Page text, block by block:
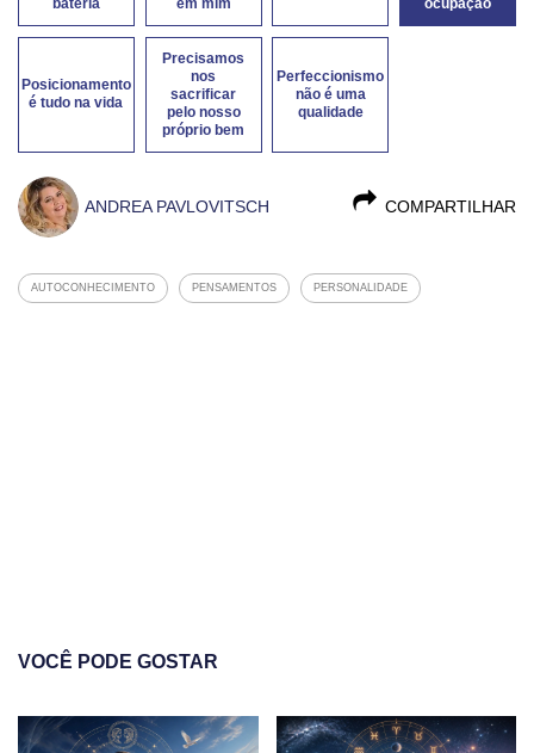
bateria em mim ocupação
Posicionamento
é tudo na vida
Precisamos
nos
sacrificar
pelo nosso
próprio bem
Perfeccionismo
não é uma
qualidade
COMPARTILHAR
ANDREA PAVLOVITSCH
AUTOCONHECIMENTO PENSAMENTOS PERSONALIDADE
VOCÊ PODE GOSTAR